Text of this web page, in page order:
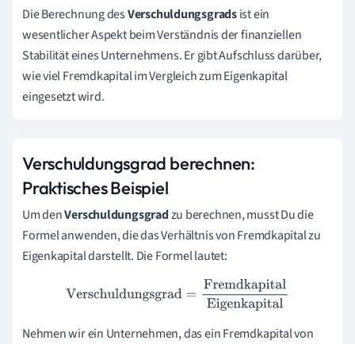
Die Berechnung desVerschuldungsgradsist ein
wesentlicher Aspekt beim Verständnis der finanziellen
Stabilität eines Unternehmens. Er gibt Aufschluss darüber,
wie viel Fremdkapital im Vergleich zum Eigenkapital
eingesetzt wird.
Verschuldungsgrad berechnen:
Praktisches Beispiel
Um denVerschuldungsgradzu berechnen, musst Du die
Formel anwenden, die das Verhältnis von Fremdkapital zu
Eigenkapital darstellt. Die Formel lautet:
Verschuldungsgrad=FremdkapitalEigenkapital
Nehmen wir ein Unternehmen, das ein Fremdkapital von